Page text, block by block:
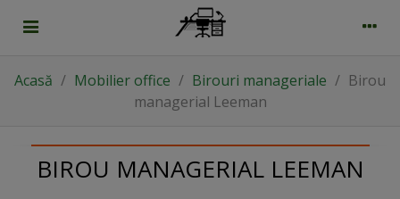
Acasă / Mobilier office / Birouri manageriale / Birou
managerial Leeman
BIROU MANAGERIAL LEEMAN